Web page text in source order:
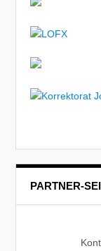
PARTNER-